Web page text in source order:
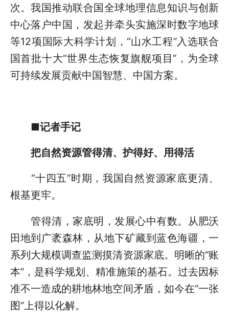
次。我国推动联合国全球地理信息知识与创新
中心落户中国，发起并牵头实施深时数字地球
等12项国际大科学计划，“山水工程”入选联合
国首批十大“世界生态恢复旗舰项目”，为全球
可持续发展贡献中国智慧、中国方案。
■记者手记
把自然资源管得清、护得好、用得活
“十四五”时期，我国自然资源家底更清、
根基更牢。
管得清，家底明，发展心中有数。从肥沃
田地到广袤森林，从地下矿藏到蓝色海疆，一
系列大规模调查监测摸清资源家底。明晰的“账
本”，是科学规划、精准施策的基石。过去因标
准不一造成的耕地林地空间矛盾，如今在“一张
图”上得以化解。